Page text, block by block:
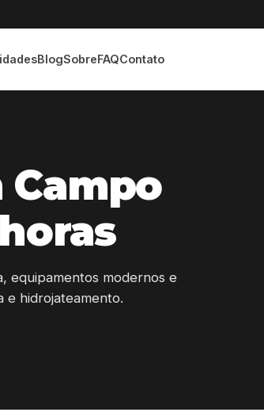
BlogSobreFAQContato
equipamentos modernos e
e hidrojateamento.